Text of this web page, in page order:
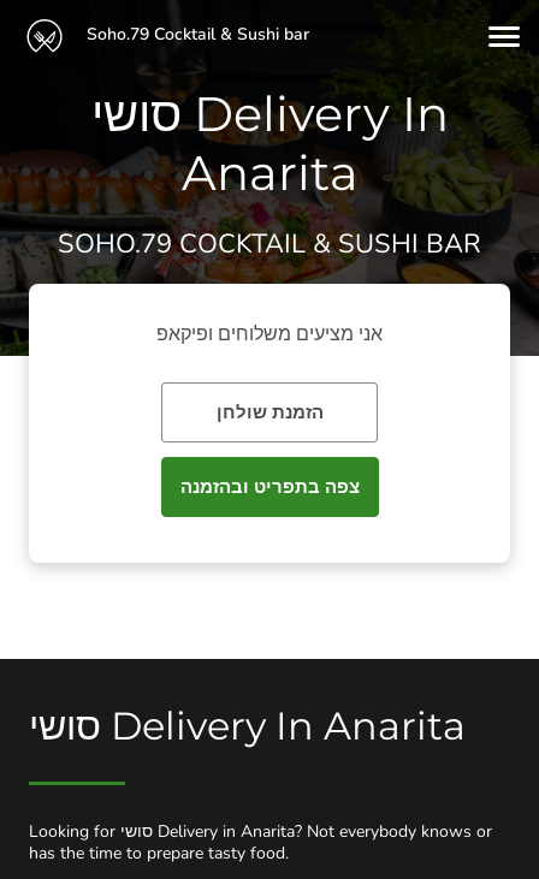
Soho.79 Cocktail & Sushi bar
סושי Delivery In
Anarita
SOHO.79 COCKTAIL & SUSHI BAR
אני מציעים משלוחים ופיקאפ
הזמנת שולחן
צפה בתפריט ובהזמנה
סושי Delivery In Anarita
Looking for סושי Delivery in Anarita? Not everybody knows or
has the time to prepare tasty food.